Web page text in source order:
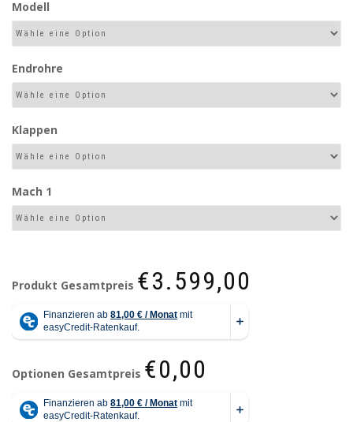
Modell
Endrohre
Klappen
Mach 1
Produkt Gesamtpreis €3.599,00
Optionen Gesamtpreis €0,00